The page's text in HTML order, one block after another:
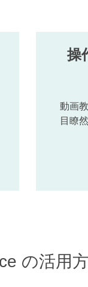
操
動画
目瞭
の活用